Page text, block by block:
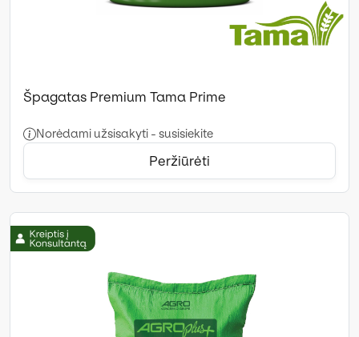
Špagatas Premium Tama Prime
Norėdami užsisakyti - susisiekite
Peržiūrėti